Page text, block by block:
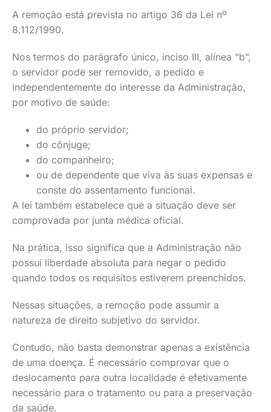
A remoção está prevista no artigo 36 da Lei nº
8.112/1990.
Nos termos do parágrafo único, inciso III, alínea “b”,
o servidor pode ser removido, a pedido e
independentemente do interesse da Administração,
por motivo de saúde:
do próprio servidor;
do cônjuge;
do companheiro;
ou de dependente que viva às suas expensas e
conste do assentamento funcional.
A lei também estabelece que a situação deve ser
comprovada por junta médica oficial.
Na prática, isso significa que a Administração não
possui liberdade absoluta para negar o pedido
quando todos os requisitos estiverem preenchidos.
Nessas situações, a remoção pode assumir a
natureza de direito subjetivo do servidor.
Contudo, não basta demonstrar apenas a existência
de uma doença. É necessário comprovar que o
deslocamento para outra localidade é efetivamente
necessário para o tratamento ou para a preservação
da saúde.